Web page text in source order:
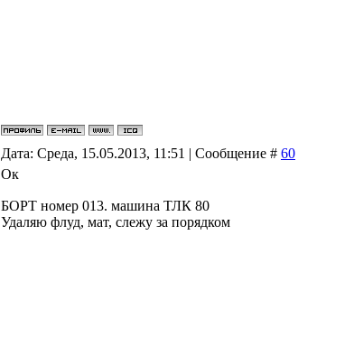
Дата: Среда, 15.05.2013, 11:51 | Сообщение # 60
Ок
БОРТ номер 013. машина ТЛК 80
Удаляю флуд, мат, слежу за порядком